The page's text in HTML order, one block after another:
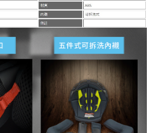
，「大哥付你分期」於每月結算日後寄送繳費提
，可選擇「超商條碼／台灣大直營門市／銀行轉
」等通路繳費。
股份有限公司」（以下簡稱本公司）所提供，讓
服務購買商品或服務，並由商店將買賣／分期付款
後，依約使用本公司帳單繳交帳款。
付你分期」之契約關係目的，商店將以您的個人
地址）提供予台灣大哥大進項蒐集、處理及利用，
期帳單所需資料之確認、核對及更正。
閱以下連結：
https://oppay.tw/userRule
帳流程】
先享後付」後，將跳轉至「AFTEE先享後付」
確認金額後，即可完成結帳。
將收到繳費通知簡訊。
14天內，點擊此簡訊中的連結，可透過四大超商／
方式進行付款，方視為交易完成。
下不需立刻繳費，但若您需要取消訂單，請聯絡
家同意取消之訂單仍視為有效，需透過AFTEE先享
先享後付 」之結帳頁面顯示為準，若有關於
取消欲退款等相關疑問，請聯繫「AFTEE先享後付
support/home
含以上)免運費
含以上)免運費
含以上)免運費
含以上)免運費